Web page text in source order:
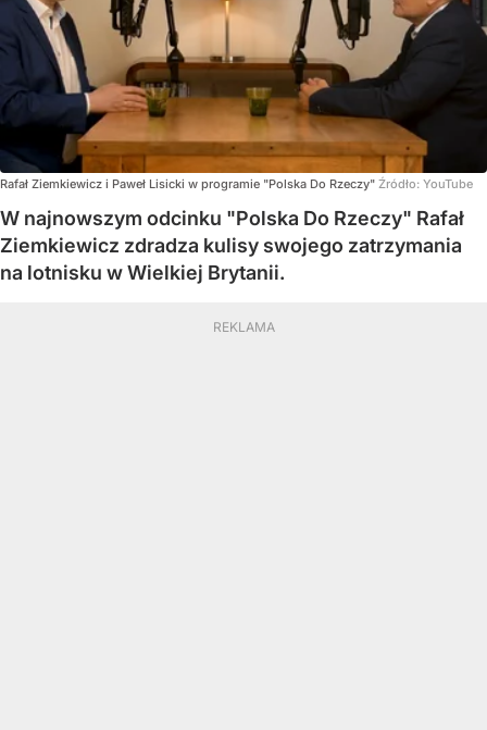
Rafał Ziemkiewicz i Paweł Lisicki w programie "Polska Do Rzeczy" Źródło: YouTube
W najnowszym odcinku "Polska Do Rzeczy" Rafał
Ziemkiewicz zdradza kulisy swojego zatrzymania
na lotnisku w Wielkiej Brytanii.